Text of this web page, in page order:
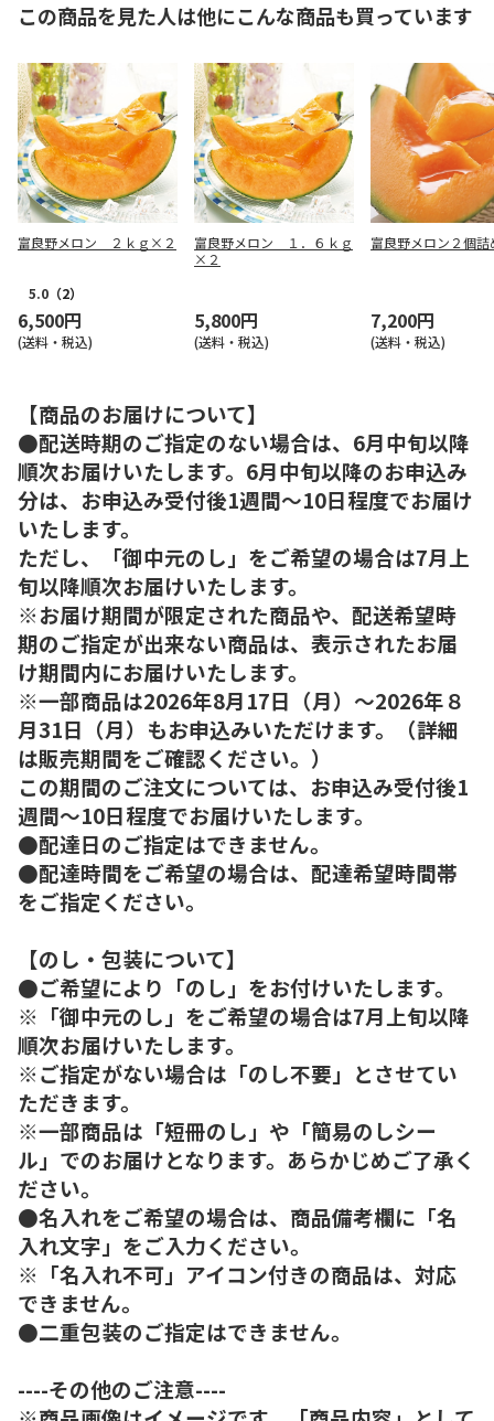
この商品を見た人は他にこんな商品も買っています
富良野メロン ２ｋｇ×２
5.0 （2）
6,500円
(送料・税込)
富良野メロン １．６ｋｇ
×２
5,800円
(送料・税込)
富良野メロン２個詰
7,200円
(送料・税込)
【商品のお届けについて】
●配送時期のご指定のない場合は、6月中旬以降
順次お届けいたします。6月中旬以降のお申込み
分は、お申込み受付後1週間～10日程度でお届け
いたします。
ただし、「御中元のし」をご希望の場合は7月上
旬以降順次お届けいたします。
※お届け期間が限定された商品や、配送希望時
期のご指定が出来ない商品は、表示されたお届
け期間内にお届けいたします。
※一部商品は2026年8月17日（月）～2026年８
月31日（月）もお申込みいただけます。（詳細
は販売期間をご確認ください。）
この期間のご注文については、お申込み受付後1
週間～10日程度でお届けいたします。
●配達日のご指定はできません。
●配達時間をご希望の場合は、配達希望時間帯
をご指定ください。
【のし・包装について】
●ご希望により「のし」をお付けいたします。
※「御中元のし」をご希望の場合は7月上旬以降
順次お届けいたします。
※ご指定がない場合は「のし不要」とさせてい
ただきます。
※一部商品は「短冊のし」や「簡易のしシー
ル」でのお届けとなります。あらかじめご了承く
ださい。
●名入れをご希望の場合は、商品備考欄に「名
入れ文字」をご入力ください。
※「名入れ不可」アイコン付きの商品は、対応
できません。
●二重包装のご指定はできません。
----その他のご注意----